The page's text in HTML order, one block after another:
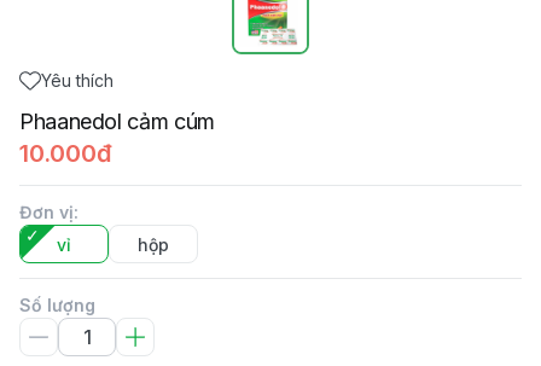
Yêu thích
Phaanedol cảm cúm
10.000đ
Đơn vị:
vỉ
hộp
Số lượng